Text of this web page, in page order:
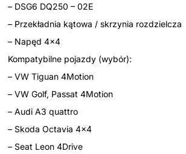
– DSG6 DQ250 – 02E
– Przekładnia kątowa / skrzynia rozdzielcza
– Napęd 4x4
Kompatybilne pojazdy (wybór):
– VW Tiguan 4Motion
– VW Golf, Passat 4Motion
– Audi A3 quattro
– Skoda Octavia 4x4
– Seat Leon 4Drive